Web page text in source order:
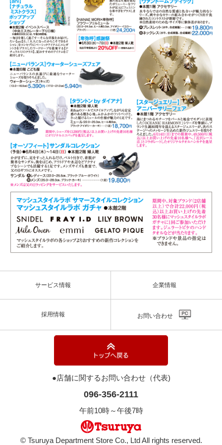
サービス情報 企業情報
採用情報 お問い合わせ
●店舗に関するお問い合わせ（代表)
096-356-2111
午前10時～午後7時
© Tsuruya Department Store Co., Ltd All rights reserved.